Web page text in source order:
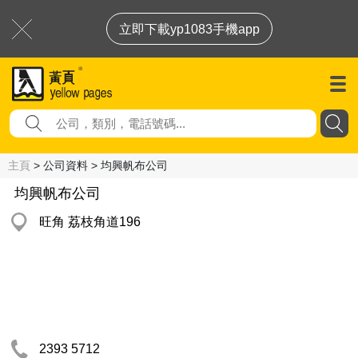
立即下載yp1083手機app
主頁 > 公司資料 > 均興帆布公司
均興帆布公司
旺角 荔枝角道196
2393 5712